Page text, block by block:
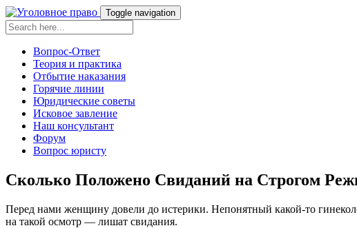
Toggle navigation
Вопрос-Ответ
Теория и практика
Отбытие наказания
Горячие линии
Юридические советы
Исковое завление
Наш консультант
Форум
Вопрос юристу
Сколько Положено Свиданий на Строгом
Перед нами женщину довели до истерики. Непонятный какой-то
на такой осмотр — лишат свидания.